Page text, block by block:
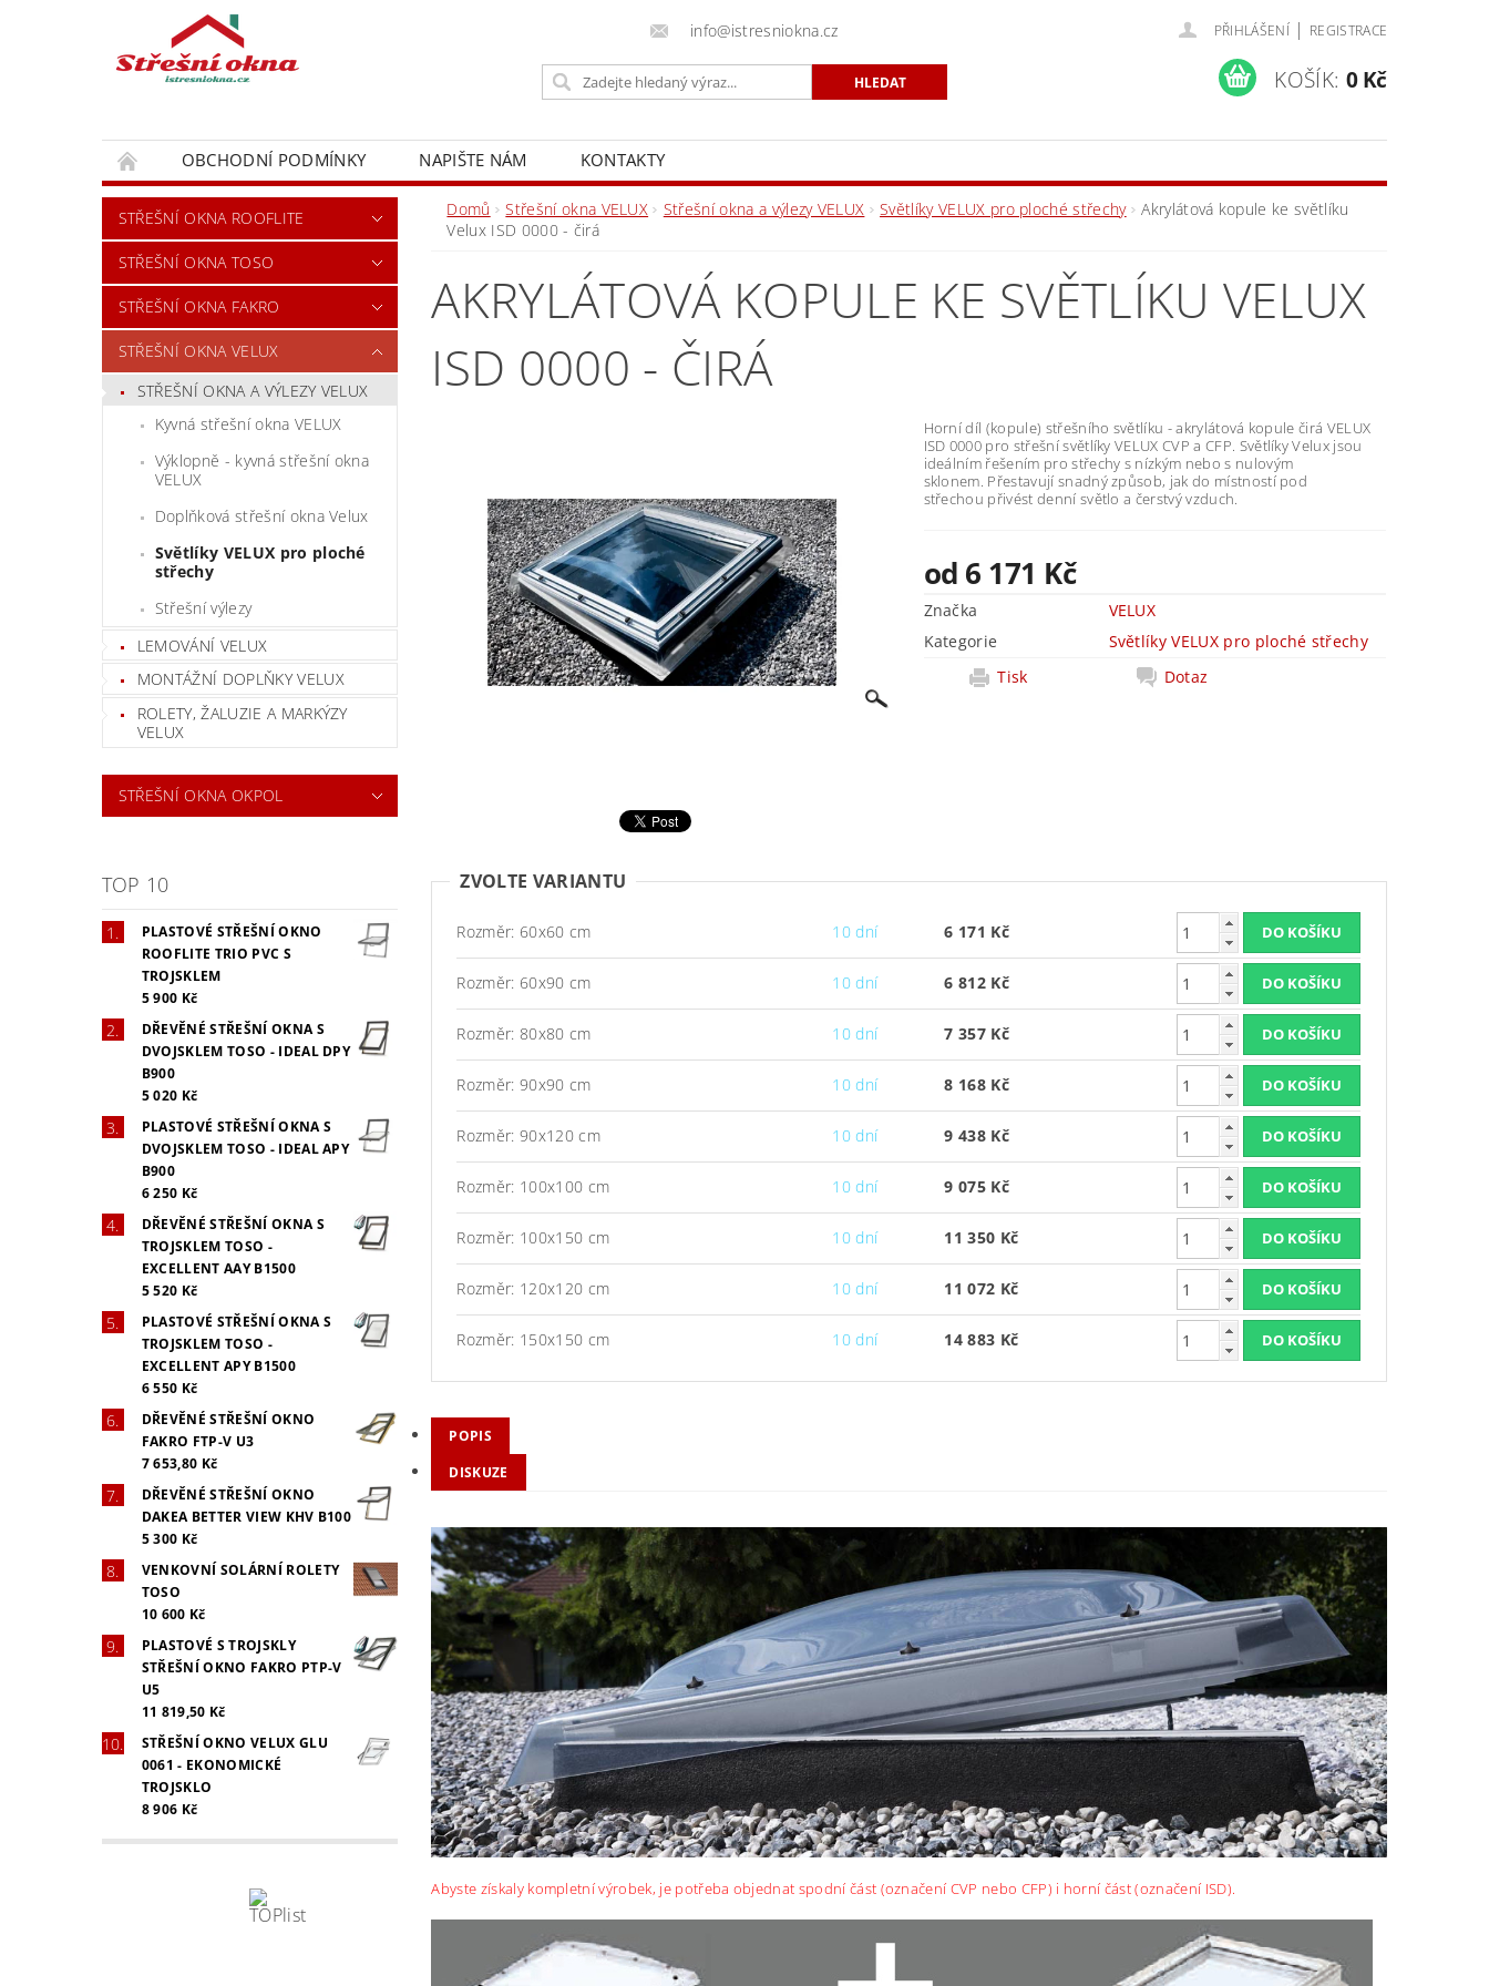
info@istresniokna.cz PŘIHLÁŠENÍ | REGISTRACE
KOŠÍK: 0 Kč
OBCHODNÍ PODMÍNKY NAPIŠTE NÁM KONTAKTY
STŘEŠNÍ OKNA ROOFLITE
STŘEŠNÍ OKNA TOSO
STŘEŠNÍ OKNA FAKRO
STŘEŠNÍ OKNA VELUX
STŘEŠNÍ OKNA A VÝLEZY VELUX
Kyvná střešní okna VELUX
Výklopně - kyvná střešní okna
VELUX
Doplňková střešní okna Velux
Světlíky VELUX pro ploché
střechy
Střešní výlezy
LEMOVÁNÍ VELUX
MONTÁŽNÍ DOPLŇKY VELUX
ROLETY, ŽALUZIE A MARKÝZY
VELUX
STŘEŠNÍ OKNA OKPOL
TOP 10
PLASTOVÉ STŘEŠNÍ OKNO
ROOFLITE TRIO PVC S
TROJSKLEM
5 900 Kč
DŘEVĚNÉ STŘEŠNÍ OKNA S
DVOJSKLEM TOSO - IDEAL DPY
B900
5 020 Kč
PLASTOVÉ STŘEŠNÍ OKNA S
DVOJSKLEM TOSO - IDEAL APY
B900
6 250 Kč
DŘEVĚNÉ STŘEŠNÍ OKNA S
TROJSKLEM TOSO -
EXCELLENT AAY B1500
5 520 Kč
PLASTOVÉ STŘEŠNÍ OKNA S
TROJSKLEM TOSO -
EXCELLENT APY B1500
6 550 Kč
DŘEVĚNÉ STŘEŠNÍ OKNO
FAKRO FTP-V U3
7 653,80 Kč
DŘEVĚNÉ STŘEŠNÍ OKNO
DAKEA BETTER VIEW KHV B100
5 300 Kč
VENKOVNÍ SOLÁRNÍ ROLETY
TOSO
10 600 Kč
PLASTOVÉ S TROJSKLY
STŘEŠNÍ OKNO FAKRO PTP-V
U5
11 819,50 Kč
STŘEŠNÍ OKNO VELUX GLU
0061 - EKONOMICKÉ
TROJSKLO
8 906 Kč
Domů Střešní okna VELUX Střešní okna a výlezy VELUX Světlíky VELUX pro ploché střechy
Akrylátová kopule ke světlíku
Velux ISD 0000 - čirá
AKRYLÁTOVÁ KOPULE KE SVĚTLÍKU VELUX
ISD 0000 - ČIRÁ
Horní díl (kopule) střešního světlíku - akrylátová kopule čirá VELUX
ISD 0000 pro střešní světlíky VELUX CVP a CFP. Světlíky Velux jsou
ideálním řešením pro střechy s nízkým nebo s nulovým
sklonem. Přestavují snadný způsob, jak do místností pod
střechou přivést denní světlo a čerstvý vzduch.
od 6 171 Kč
Značka
VELUX
Kategorie
Světlíky VELUX pro ploché střechy
Tisk
Dotaz
ZVOLTE VARIANTU
Rozměr: 60x60 cm 10 dní 6 171 Kč
Rozměr: 60x90 cm 10 dní 6 812 Kč
Rozměr: 80x80 cm 10 dní 7 357 Kč
Rozměr: 90x90 cm 10 dní 8 168 Kč
Rozměr: 90x120 cm 10 dní 9 438 Kč
Rozměr: 100x100 cm 10 dní 9 075 Kč
Rozměr: 100x150 cm 10 dní 11 350 Kč
Rozměr: 120x120 cm 10 dní 11 072 Kč
Rozměr: 150x150 cm 10 dní 14 883 Kč
POPIS
DISKUZE
Abyste získaly kompletní výrobek, je potřeba objednat spodní část (označení CVP nebo CFP) i horní část (označení ISD).